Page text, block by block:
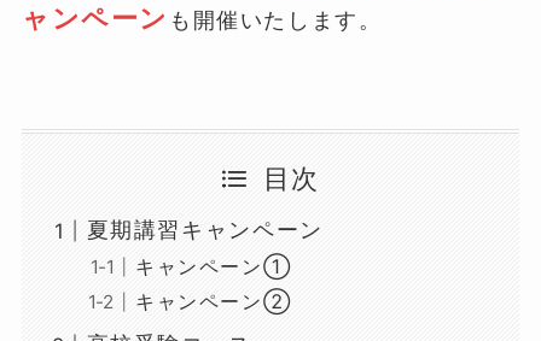
ャンペーン も開催いたします。
目次
夏期講習キャンペーン
キャンペーン①
キャンペーン②